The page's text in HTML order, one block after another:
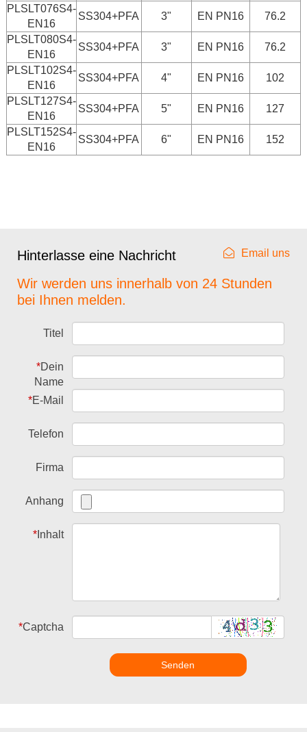
PLSLT076S4-
EN16
SS304+PFA 3" EN PN16
76.2
PLSLT080S4-
EN16
SS304+PFA 3" EN PN16
76.2
PLSLT102S4-
EN16
SS304+PFA 4" EN PN16
102
PLSLT127S4-
EN16
SS304+PFA 5" EN PN16
127
PLSLT152S4-
EN16
SS304+PFA 6" EN PN16 152
Hinterlasse eine Nachricht Email uns
Wir werden uns innerhalb von 24 Stunden
bei Ihnen melden.
Titel
*Dein
Name
*E-Mail
Telefon
Firma
Anhang
* Inhalt
*Captcha
Senden